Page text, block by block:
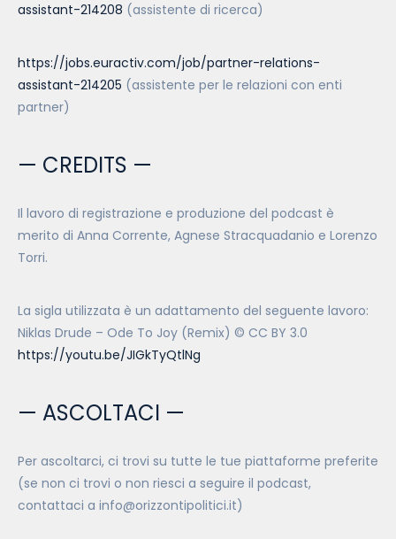
assistant-214208 (assistente di ricerca)
https://jobs.euractiv.com/job/partner-relations-
assistant-214205 (assistente per le relazioni con enti
partner)
— CREDITS —
Il lavoro di registrazione e produzione del podcast è
merito di Anna Corrente, Agnese Stracquadanio e Lorenzo
Torri.
La sigla utilizzata è un adattamento del seguente lavoro:
Niklas Drude – Ode To Joy (Remix) © CC BY 3.0
https://youtu.be/JIGkTyQtlNg
— ASCOLTACI —
Per ascoltarci, ci trovi su tutte le tue piattaforme preferite
(se non ci trovi o non riesci a seguire il podcast,
contattaci a info@orizzontipolitici.it)